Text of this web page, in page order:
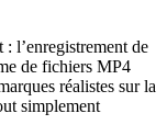
l’enregistrement de
de fichiers MP4
réalistes sur la
simplement